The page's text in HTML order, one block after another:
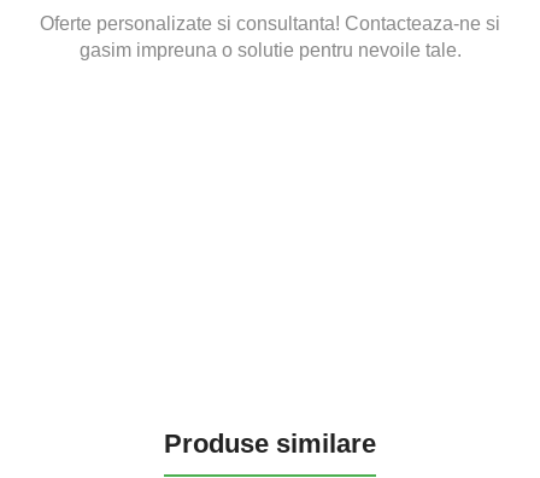
Oferte personalizate si consultanta! Contacteaza-ne si
gasim impreuna o solutie pentru nevoile tale.
Produse similare